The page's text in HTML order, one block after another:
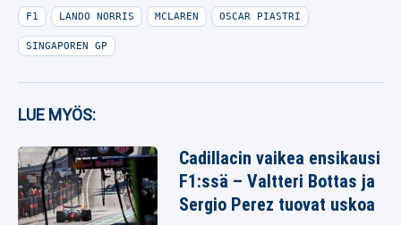
F1 LANDO NORRIS MCLAREN OSCAR PIASTRI
SINGAPOREN GP
LUE MYÖS:
Cadillacin vaikea ensikausi
F1:ssä – Valtteri Bottas ja
Sergio Perez tuovat uskoa